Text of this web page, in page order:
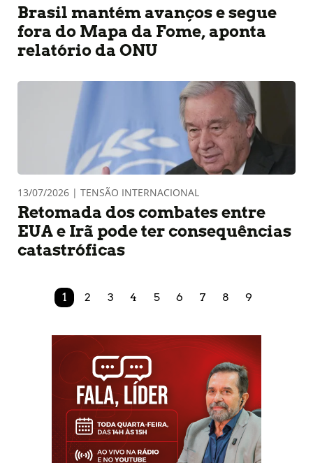
Brasil mantém avanços e segue
fora do Mapa da Fome, aponta
relatório da ONU
13/07/2026 | TENSÃO INTERNACIONAL
Retomada dos combates entre
EUA e Irã pode ter consequências
catastróficas
1 2 3 4 5 6 7 8 9